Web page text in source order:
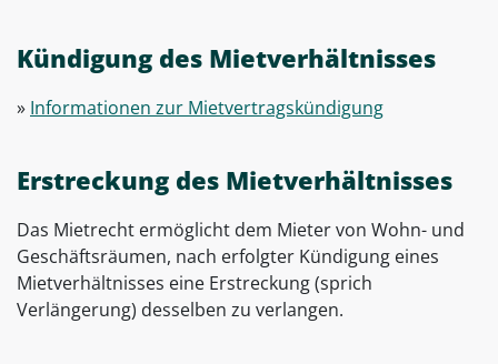
Kündigung des Mietverhältnisses
» Informationen zur Mietvertragskündigung
Erstreckung des Mietverhältnisses
Das Mietrecht ermöglicht dem Mieter von Wohn- und
Geschäftsräumen, nach erfolgter Kündigung eines
Mietverhältnisses eine Erstreckung (sprich
Verlängerung) desselben zu verlangen.